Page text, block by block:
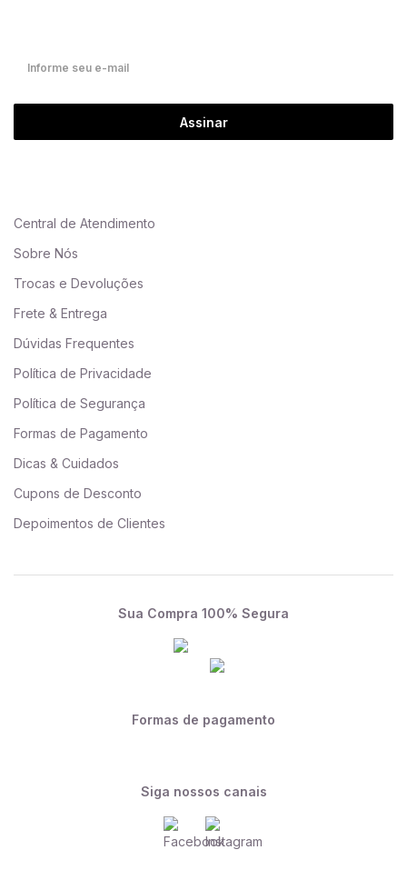
Assinar
Central de Atendimento
Sobre Nós
Trocas e Devoluções
Frete & Entrega
Dúvidas Frequentes
Política de Privacidade
Política de Segurança
Formas de Pagamento
Dicas & Cuidados
Cupons de Desconto
Depoimentos de Clientes
Sua Compra 100% Segura
Formas de pagamento
Siga nossos canais